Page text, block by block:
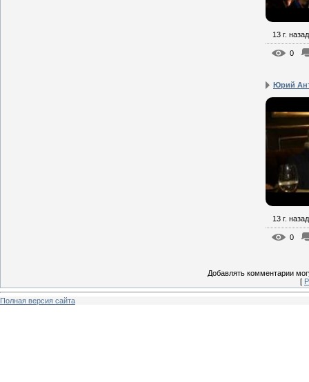
13 г. назад
0
Юрий
13 г. назад
0
Добавлять комментарии
[
Полная версия сайта